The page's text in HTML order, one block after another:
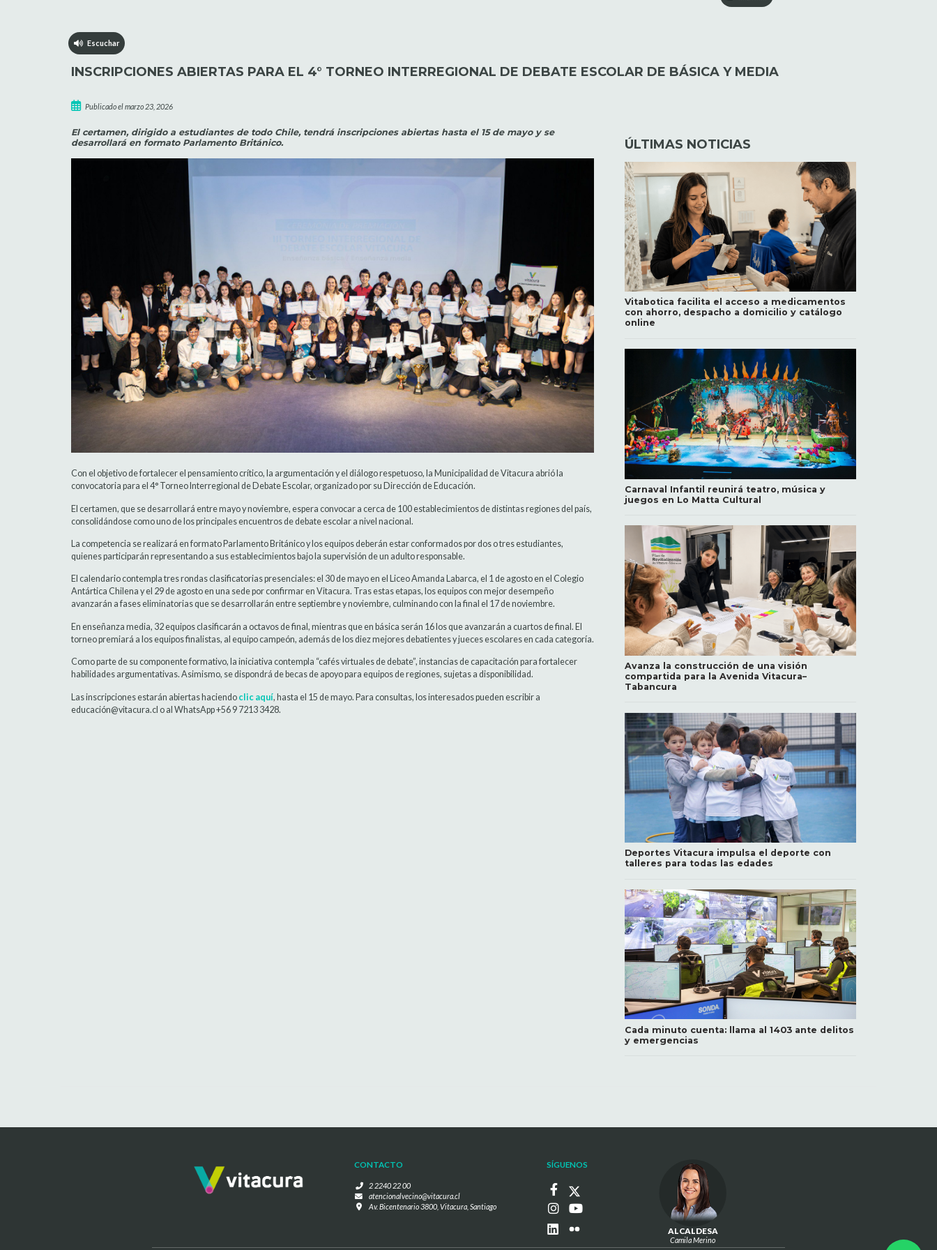
Escuchar
INSCRIPCIONES ABIERTAS PARA EL 4° TORNEO INTERREGIONAL DE DEBATE ESCOLAR DE BÁSICA Y MEDIA
Publicado el marzo 23, 2026
El certamen, dirigido a estudiantes de todo Chile, tendrá inscripciones abiertas hasta el 15 de mayo y se
desarrollará en formato Parlamento Británico.
Con el objetivo de fortalecer el pensamiento crítico, la argumentación y el diálogo respetuoso, la Municipalidad de Vitacura abrió la
convocatoria para el 4° Torneo Interregional de Debate Escolar, organizado por su Dirección de Educación.
El certamen, que se desarrollará entre mayo y noviembre, espera convocar a cerca de 100 establecimientos de distintas regiones del país,
consolidándose como uno de los principales encuentros de debate escolar a nivel nacional.
La competencia se realizará en formato Parlamento Británico y los equipos deberán estar conformados por dos o tres estudiantes,
quienes participarán representando a sus establecimientos bajo la supervisión de un adulto responsable.
El calendario contempla tres rondas clasificatorias presenciales: el 30 de mayo en el Liceo Amanda Labarca, el 1 de agosto en el Colegio
Antártica Chilena y el 29 de agosto en una sede por confirmar en Vitacura. Tras estas etapas, los equipos con mejor desempeño
avanzarán a fases eliminatorias que se desarrollarán entre septiembre y noviembre, culminando con la final el 17 de noviembre.
En enseñanza media, 32 equipos clasificarán a octavos de final, mientras que en básica serán 16 los que avanzarán a cuartos de final. El
torneo premiará a los equipos finalistas, al equipo campeón, además de los diez mejores debatientes y jueces escolares en cada categoría.
Como parte de su componente formativo, la iniciativa contempla “cafés virtuales de debate”, instancias de capacitación para fortalecer
habilidades argumentativas. Asimismo, se dispondrá de becas de apoyo para equipos de regiones, sujetas a disponibilidad.
Las inscripciones estarán abiertas haciendo clic aquí, hasta el 15 de mayo. Para consultas, los interesados pueden escribir a
educación@vitacura.cl o al WhatsApp +56 9 7213 3428.
ÚLTIMAS NOTICIAS
Vitabotica facilita el acceso a medicamentos
con ahorro, despacho a domicilio y catálogo
online
Carnaval Infantil reunirá teatro, música y
juegos en Lo Matta Cultural
Avanza la construcción de una visión
compartida para la Avenida Vitacura–
Tabancura
Deportes Vitacura impulsa el deporte con
talleres para todas las edades
Cada minuto cuenta: llama al 1403 ante delitos
y emergencias
CONTACTO
2 2240 22 00
atencionalvecino@vitacura.cl
Av. Bicentenario 3800, Vitacura, Santiago
SÍGUENOS
ALCALDESA
Camila Merino